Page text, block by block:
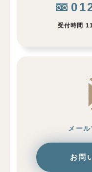
受付時間
メー
お問